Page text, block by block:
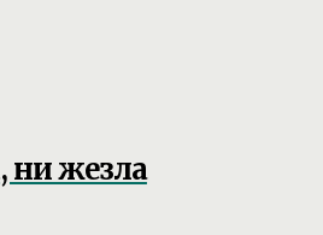
ни жезла